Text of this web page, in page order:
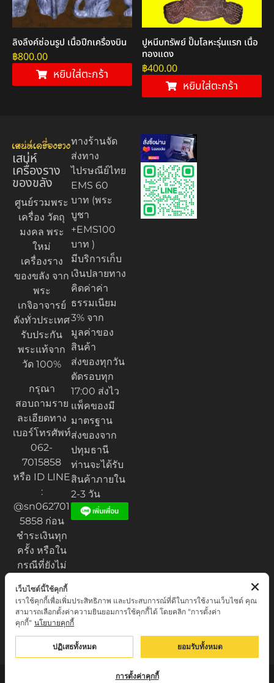
ลิงลึงค์ซ่อนรูป เนื้อปีกเครื่องบิน
฿800.00
หยิบใส่ตะกร้า
ปูหนีบทรัพย์ ปั๊มโลหะรุ่นแรก เนื้อ
ทองแดง
฿400.00
หยิบใส่ตะกร้า
เสน่ห์
เครื่องราง
ของขลัง
ศูนย์รวมพระ
เครื่อง วัตถุ
มงคล พระ
ใหม่
เครื่องราง
ของขลัง จาก
พระ
เกจิอาจารย์
ดังทั่วประเทศ
รับประกัน
พระแท้จาก
วัด 100%
กรุณา
สอบถามราย
ละเอียดทาง
เบอร์โทรศัพท์
062-
7015858
หรือ ID LINE
:
@sn062701
5858 ก่อน
ชำระเงินทุก
ครั้ง หรือใน
กรณีที่ยังไม่
ทางร้านจัด
ส่งทาง
ไปรษณีย์ไทย
EMS 60
บาท (พระ
บูชา
+EMS100
บาท )
มีบริการเก็บ
เงินปลายทาง
คิดค่าค่า
ธรรมเนียม
3% จาก
มูลค่าของ
สินค้า
ส่งของทุกวัน
ตัดรอบทุก
17:00 ส่งไว
แพ็คของมี
มาตรฐาน
ส่งของจาก
ปทุมธานี
ท่านจะได้รับ
สินค้าภายใน
2-3 วัน
© เสน่ห์เครื่องราง.com. All rights reserved.
เว็บไซต์นี้ใช้คุกกี้
เราใช้คุกกี้เพื่อเพิ่มประสิทธิภาพ และประสบการณ์ที่ดีในการใช้งานเว็บไซต์ คุณ
สามารถเลือกตั้งค่าความยินยอมการใช้คุกกี้ได้ โดยคลิก "การตั้งค่า
คุกกี้" นโยบายคุกกี้
ปฏิเสธทั้งหมด ยอมรับทั้งหมด
การตั้งค่าคุกกี้